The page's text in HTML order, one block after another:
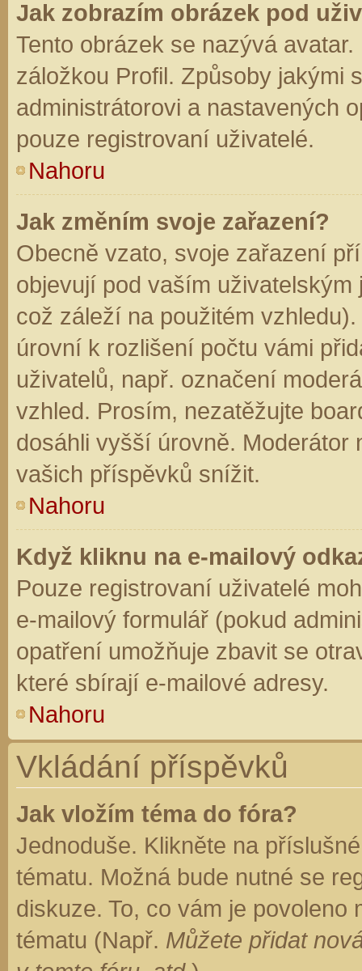
Jak zobrazím obrázek pod
Tento obrázek se nazývá
záložkou Profil. Způsoby jakými
administrátorovi a nastavených
pouze registrovaní uživatelé.
Nahoru
Jak změním svoje zařazení?
Obecně vzato, svoje zařazení
objevují pod vaším
což záleží na použitém
úrovní k rozlišení počtu vámi
uživatelů, např. označení
vzhled. Prosím, nezatěžujte
dosáhli vyšší úrovně. Moderátor
vašich příspěvků snížit.
Nahoru
Když kliknu na e-mailový
Pouze registrovaní uživatelé
e-mailový formulář (pokud
opatření umožňuje zbavit se
které sbírají e-mailové adresy.
Nahoru
Vkládání příspěvků
Jak vložím téma do fóra?
Jednoduše. Klikněte na
tématu. Možná bude nutné se
diskuze. To, co vám je
tématu (Např. Můžete přidat